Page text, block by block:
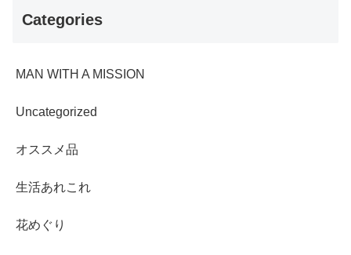
Categories
MAN WITH A MISSION
Uncategorized
オススメ品
生活あれこれ
花めぐり